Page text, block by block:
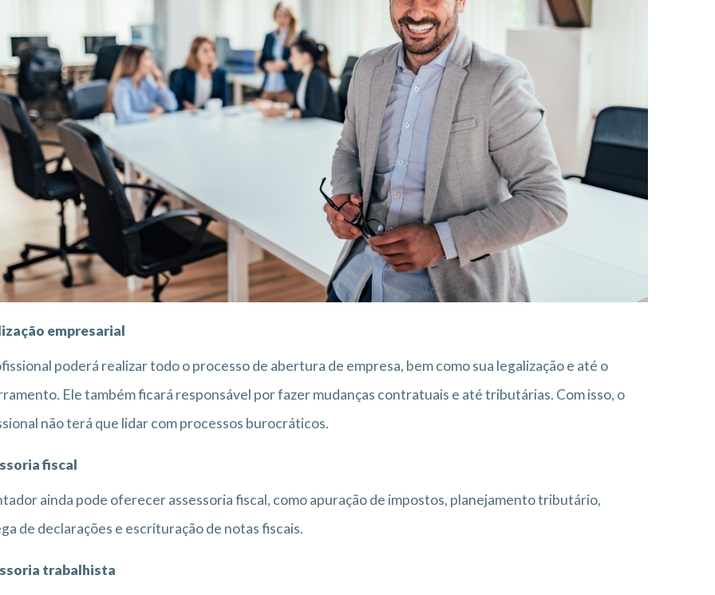
empresarial
poderá realizar todo o processo de abertura de empresa, bem como sua legalização e até o
Ele também ficará responsável por fazer mudanças contratuais e até tributárias. Com isso, o
não terá que lidar com processos burocráticos.
fiscal
ainda pode oferecer assessoria fiscal, como apuração de impostos, planejamento tributário,
de declarações e escrituração de notas fiscais.
trabalhista